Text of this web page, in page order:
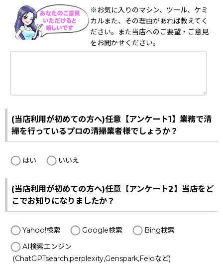
※お気に入りのマシン、ツール、ケミ
カルまた、その理由があれば教えてく
ださい。また当店へのご要望・ご意見
をお聞かせください。
(当店利用が初めての方へ)任意【アンケート1】業務で清
掃を行っているプロの清掃業者様でしょうか？
はい いいえ
(当店利用が初めての方へ)任意【アンケート2】当店をど
こでお知りになりましたか？
Yahoo!検索 Google検索
Bing検索
AI検索エンジン
(ChatGPTsearch,perplexity,Genspark,Feloなど)